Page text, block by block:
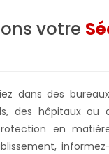
votre
dans des
des hôpitaux ou
en